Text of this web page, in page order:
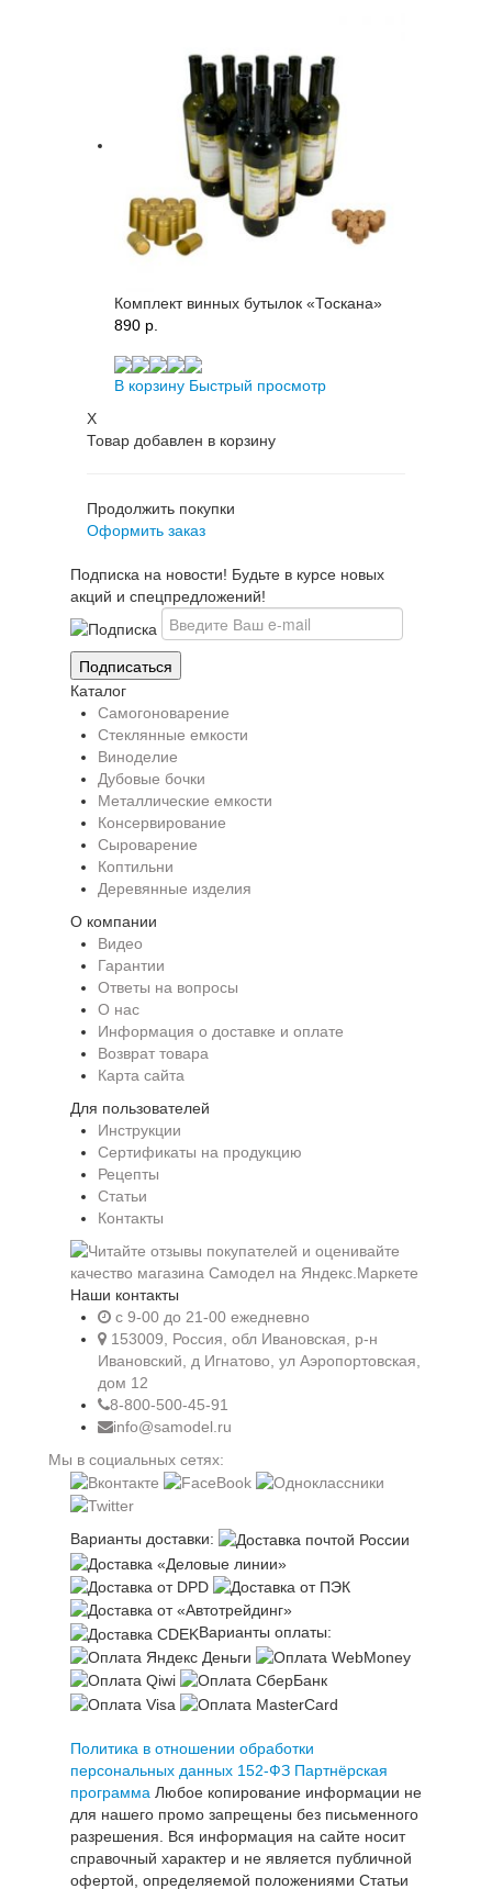
Комплект винных бутылок «Тоскана»
890 p.
В корзину Быстрый просмотр
X
Товар добавлен в корзину
Продолжить покупки
Оформить заказ
Подписка на новости! Будьте в курсе новых
акций и спецпредложений!
Каталог
Самогоноварение
Стеклянные емкости
Виноделие
Дубовые бочки
Металлические емкости
Консервирование
Сыроварение
Коптильни
Деревянные изделия
О компании
Видео
Гарантии
Ответы на вопросы
О нас
Информация о доставке и оплате
Возврат товара
Карта сайта
Для пользователей
Инструкции
Сертификаты на продукцию
Рецепты
Статьи
Контакты
Наши контакты
c 9-00 до 21-00 ежедневно
153009, Россия, обл Ивановская, р-н
Ивановский, д Игнатово, ул Аэропортовская,
дом 12
8-800-500-45-91
info@samodel.ru
Мы в социальных сетях:
Варианты доставки:
Варианты оплаты:
Политика в отношении обработки
персональных данных 152-ФЗ Партнёрская
программа Любое копирование информации не
для нашего промо запрещены без письменного
разрешения. Вся информация на сайте носит
справочный характер и не является публичной
офертой, определяемой положениями Статьи